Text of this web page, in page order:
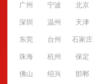
广州
深圳
东莞
珠海
佛山
宁波
温州
台州
杭州
绍兴
北京
天津
石家庄
保定
邯郸